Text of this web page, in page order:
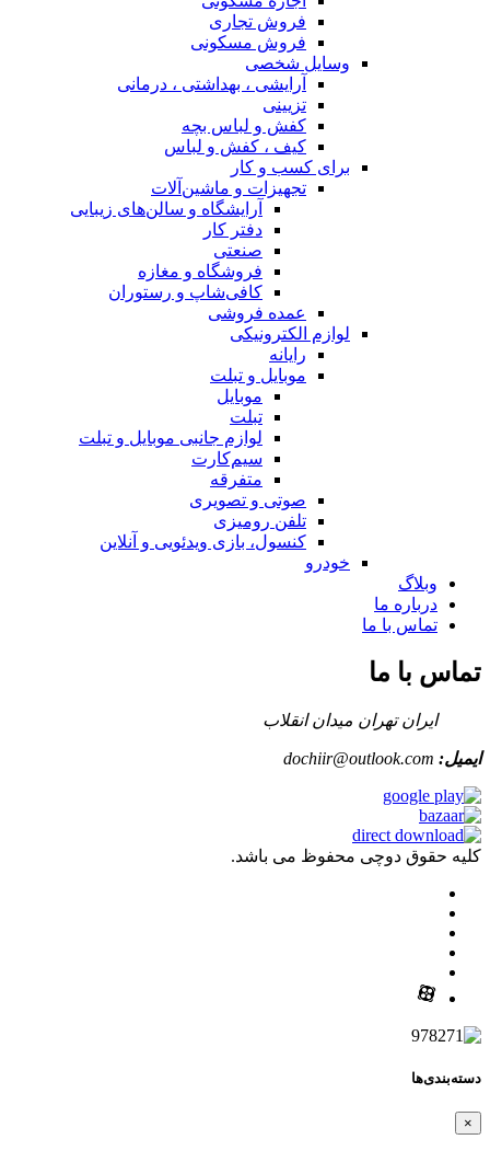
فروش تجاری
فروش مسکونی
وسایل شخصی
آرایشی ، بهداشتی ، درمانی
تزیینی
کفش و لباس بچه
کیف ، کفش و لباس
برای کسب و کار
تجهیزات و ماشین‌آلات
آرایشگاه و سالن‌های زیبایی
دفتر کار
صنعتی
فروشگاه و مغازه
کافی‌شاپ و رستوران
عمده فروشی
لوازم الکترونیکی
رایانه
موبایل و تبلت
موبایل
تبلت
لوازم جانبی موبایل و تبلت
سیم‌کارت
متفرقه
صوتی و تصویری
تلفن رومیزی
کنسول، بازی‌ ویدئویی و آنلاین
خودرو
وبلاگ
درباره ما
تماس با ما
تماس با ما
ایران تهران میدان انقلاب
ایمیل: dochiir@outlook.com
کلیه حقوق دوچی محفوظ می باشد.
دسته‌بندی‌ها
×